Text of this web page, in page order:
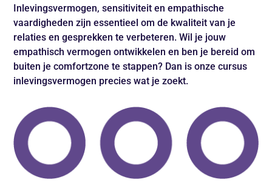
Inlevingsvermogen, sensitiviteit en empathische
vaardigheden zijn essentieel om de kwaliteit van je
relaties en gesprekken te verbeteren. Wil je jouw
empathisch vermogen ontwikkelen en ben je bereid om
buiten je comfortzone te stappen? Dan is onze cursus
inlevingsvermogen precies wat je zoekt.